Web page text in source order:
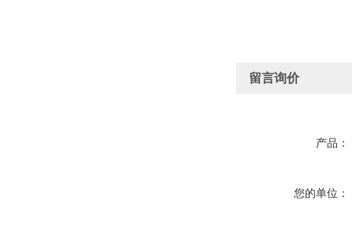
留言询价
产品：
您的单位：